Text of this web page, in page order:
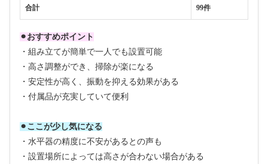
合計 99件
⚫︎おすすめポイント
・組み立てが簡単で一人でも設置可能
・高さ調整ができ、掃除が楽になる
・安定性が高く、振動を抑える効果がある
・付属品が充実していて便利
⚫︎ここが少し気になる
・水平器の精度に不安があるとの声も
・設置場所によっては高さが合わない場合がある